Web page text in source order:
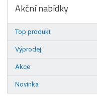
Akční nabídky
Top produkt
Výprodej
Akce
Novinka